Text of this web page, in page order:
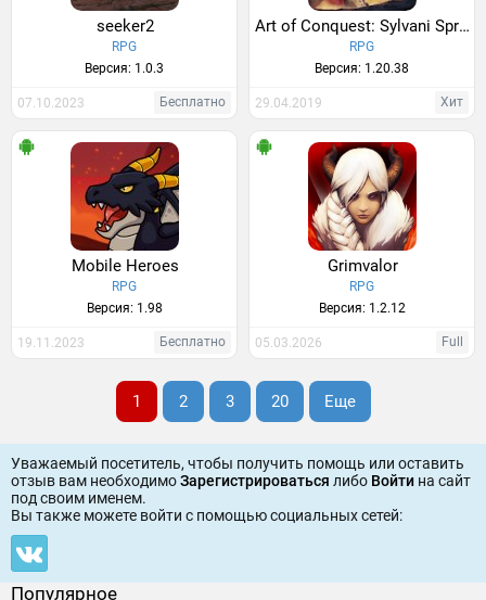
seeker2
RPG
Версия: 1.0.3
07.10.2023 Бесплатно
Art of Conquest: Sylvani Spring
RPG
Версия: 1.20.38
29.04.2019 Хит
Mobile Heroes
RPG
Версия: 1.98
19.11.2023 Бесплатно
Grimvalor
RPG
Версия: 1.2.12
05.03.2026 Full
1 2 3 20 Еще
Уважаемый посетитель, чтобы получить помощь или оставить
отзыв вам необходимоЗарегистрироваться либо Войти на сайт
под своим именем.
Вы также можете войти c помощью социальных сетей:
Популярное